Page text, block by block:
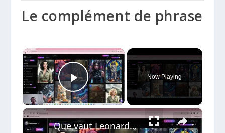
Le complément de phrase
×
Play Video
Now Playing
×
Que vaut Leonardo.AI en matière de génération d'images ?